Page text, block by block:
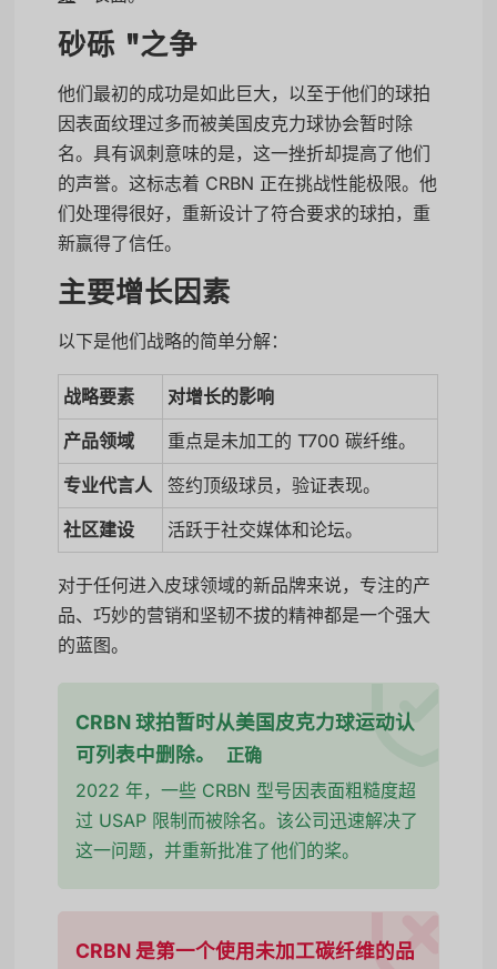
砂砾 "之争
他们最初的成功是如此巨大，以至于他们的球拍
因表面纹理过多而被美国皮克力球协会暂时除
名。具有讽刺意味的是，这一挫折却提高了他们
的声誉。这标志着 CRBN 正在挑战性能极限。他
们处理得很好，重新设计了符合要求的球拍，重
新赢得了信任。
主要增长因素
以下是他们战略的简单分解：
战略要素
对增长的影响
产品领域
重点是未加工的 T700 碳纤维。
专业代言人
签约顶级球员，验证表现。
社区建设
活跃于社交媒体和论坛。
对于任何进入皮球领域的新品牌来说，专注的产
品、巧妙的营销和坚韧不拔的精神都是一个强大
的蓝图。
CRBN 球拍暂时从美国皮克力球运动认
可列表中删除。
正确
2022 年，一些 CRBN 型号因表面粗糙度超
过 USAP 限制而被除名。该公司迅速解决了
这一问题，并重新批准了他们的桨。
CRBN 是第一个使用未加工碳纤维的品